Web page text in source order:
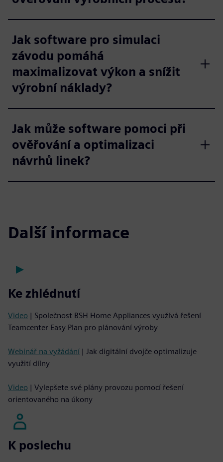
Jak software pro simulaci
závodu pomáhá
maximalizovat výkon a snížit
výrobní náklady?
Jak může software pomoci při
ověřování a optimalizaci
návrhů linek?
Další informace
Ke zhlédnutí
Video | Společnost BSH Home Appliances využívá řešení
Teamcenter Easy Plan pro plánování výroby
Webinář na vyžádání | Jak digitální dvojče optimalizuje
využití dílny
Video | Vylepšete své plány provozu pomocí řešení
orientovaného na úkony
K poslechu